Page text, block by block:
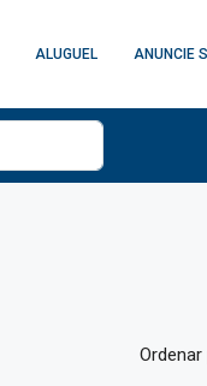
ALUGUEL ANUNCIE
Ordenar